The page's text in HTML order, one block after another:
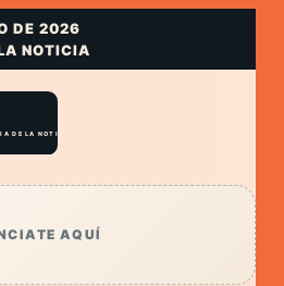
DE 2026
NOTICIA
AQUÍ